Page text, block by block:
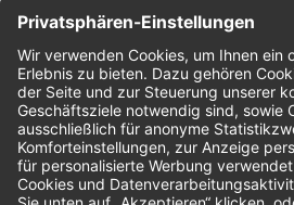
Bewertungen